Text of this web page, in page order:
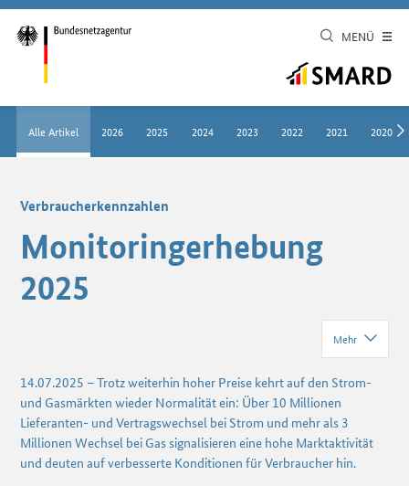
MENÜ
Alle Artikel 2026 2025 2024 2023 2022 2021 2020
Verbraucherkennzahlen
Monitoringerhebung
2025
Mehr
14.07.2025 – Trotz weiterhin hoher Preise kehrt auf den Strom-
und Gasmärkten wieder Normalität ein: Über 10 Millionen
Lieferanten- und Vertragswechsel bei Strom und mehr als 3
Millionen Wechsel bei Gas signalisieren eine hohe Marktaktivität
und deuten auf verbesserte Konditionen für Verbraucher hin.